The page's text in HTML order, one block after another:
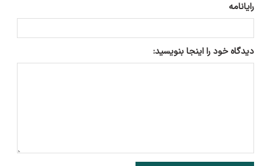
رایانامه
دیدگاه خود را اینجا بنویسید: